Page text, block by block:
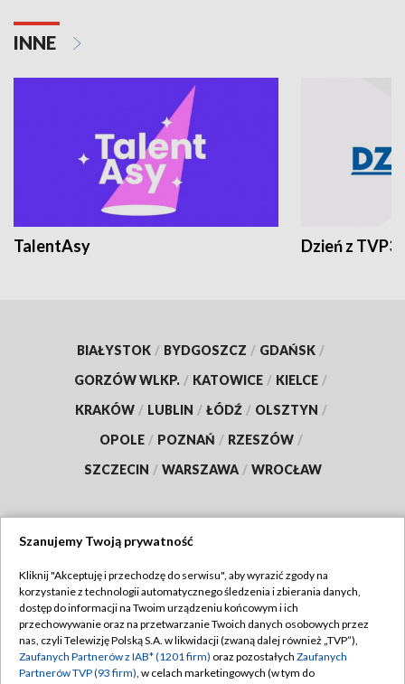
INNE
TalentAsy Dzień z TVP3
BIAŁYSTOK / BYDGOSZCZ / GDAŃSK /
GORZÓW WLKP. / KATOWICE / KIELCE /
KRAKÓW / LUBLIN / ŁÓDŹ / OLSZTYN /
OPOLE / POZNAŃ / RZESZÓW /
SZCZECIN / WARSZAWA / WROCŁAW
TVP
Abonament TVP
Emisja w TVP
Regulamin TVP
Polityka prywatności
Szanujemy Twoją prywatność
Kliknij "Akceptuję i przechodzę do serwisu", aby wyrazić zgody na
korzystanie z technologii automatycznego śledzenia i zbierania danych,
dostęp do informacji na Twoim urządzeniu końcowym i ich
przechowywanie oraz na przetwarzanie Twoich danych osobowych przez
nas, czyli Telewizję Polską S.A. w likwidacji (zwaną dalej również „TVP”),
Zaufanych Partnerów z IAB* (1201 firm) oraz pozostałych Zaufanych
Partnerów TVP (93 firm), w celach marketingowych (w tym do